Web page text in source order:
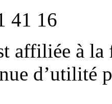
41 16
affiliée à
d’utilité